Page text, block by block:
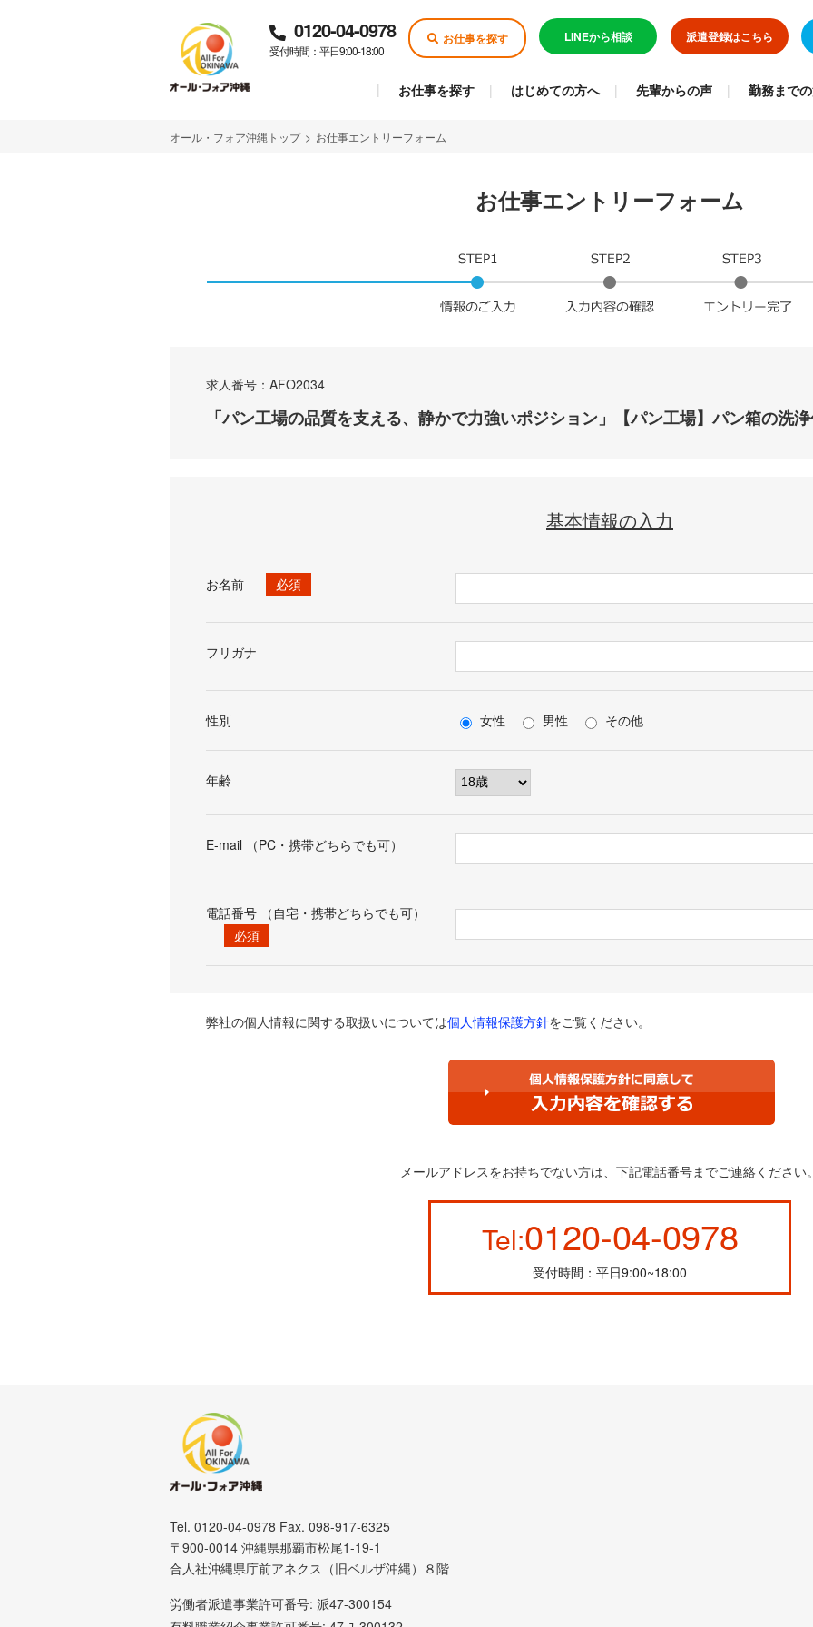
0120-04-0978
受付時間：平日9:00-18:00
お仕事を探す LINEから相談 派遣登録はこちら
お仕事を探す はじめての方へ 先輩からの声 勤務まで
オール・フォア沖縄トップ > お仕事エントリーフォーム
お仕事エントリーフォーム
求人番号：AFO2034
「パン工場の品質を支える、静かで力強いポジション」【パン工場】パン箱の洗
基本情報の入力
お名前 必須
フリガナ
性別 女性 男性 その他
年齢
E-mail （PC・携帯どちらでも可）
電話番号 （自宅・携帯どちらでも可）
必須
弊社の個人情報に関する取扱いについては個人情報保護方針をご覧ください。
メールアドレスをお持ちでない方は、 下記電話番号までご連絡ください
Tel:0120-04-0978
受付時間：平日9:00~18:00
Tel. 0120-04-0978 Fax. 098-917-6325
〒900-0014 沖縄県那覇市松尾1-19-1
合人社沖縄県庁前アネクス（旧ベルザ沖縄）８階
労働者派遣事業許可番号: 派47-300154